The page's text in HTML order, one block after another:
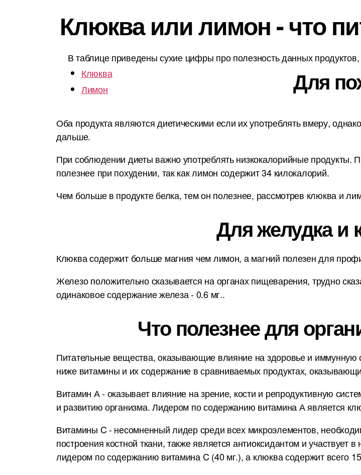
Клюква или лимон - что
В таблице приведены сухие цифры про полезность данных
Клюква
Лимон
Для
Оба продукта являются диетическими если их употреблять вмеру,
дальше.
При соблюдении диеты важно употреблять низкокалорийные продукты.
полезнее при похудении, так как лимон содержит 34 килокалорий.
Чем больше в продукте белка, тем он полезнее, рассмотрев клюква и
Для желудка и
Клюква содержит больше магния чем лимон, а магний полезен для
Железо положительно сказывается на органах пищеварения, трудно
одинаковое содержание железа - 0.6 мг..
Что полезнее для
Питательные вещества, оказывающие влияние на здоровье и
ниже витамины и их содержание в сравниваемых продуктах,
Витамин А - оказывает влияние на зрение, кости и репродуктивную
и развитию организма. Лидером по содержанию витамина А является
Витамины C - несомненный лидер среди всех микроэлементов,
построения костной ткани, также является антиоксидантом и участвует
лидером по содержанию витамина C (40 мг.), а клюква содержит всего